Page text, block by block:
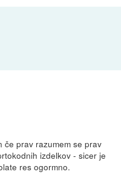
če prav razumem se prav
izdelkov - sicer je
res ogormno.